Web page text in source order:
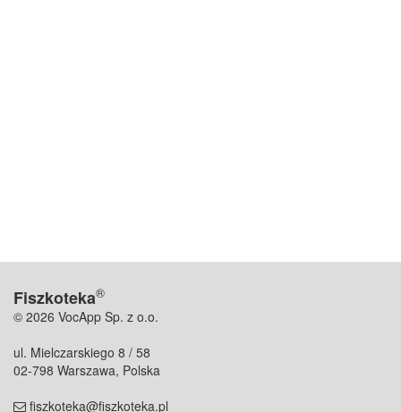
Fiszkoteka®
© 2026 VocApp Sp. z o.o.
ul. Mielczarskiego 8 / 58
02-798 Warszawa, Polska
fiszkoteka@fiszkoteka.pl